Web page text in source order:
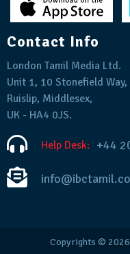
Contact Info
London Tamil Media Ltd.
Unit 1, 10 Stonefield Way,
Ruislip, Middlesex,
UK - HA4 0JS.
Help Desk: +44
Copyrights © 2026